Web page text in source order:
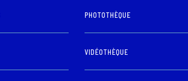
PHOTOTHÈQUE
VIDÉOTHÈQUE